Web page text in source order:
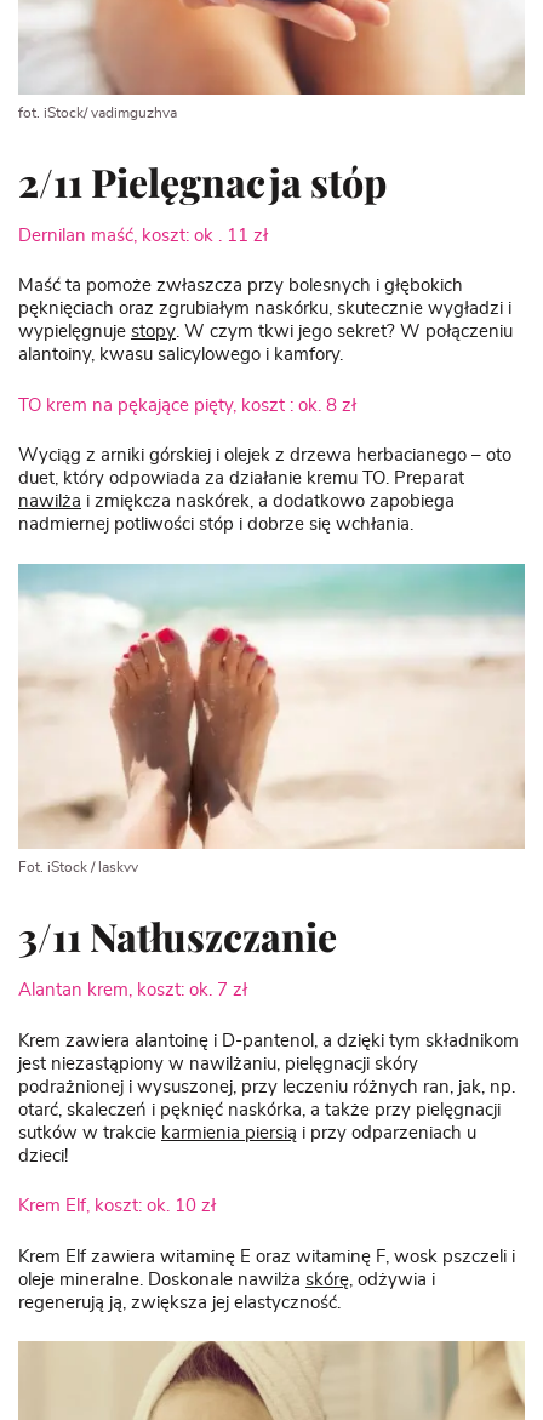
fot. iStock/ vadimguzhva
Fot. iStock / laskvv
2/11 Pielęgnacja stóp
Dernilan maść, koszt: ok . 11 zł
Maść ta pomoże zwłaszcza przy bolesnych i głębokich
pęknięciach oraz zgrubiałym naskórku, skutecznie wygładzi i
wypielęgnuje stopy. W czym tkwi jego sekret? W połączeniu
alantoiny, kwasu salicylowego i kamfory.
TO krem na pękające pięty, koszt : ok. 8 zł
Wyciąg z arniki górskiej i olejek z drzewa herbacianego – oto
duet, który odpowiada za działanie kremu TO. Preparat
nawilża i zmiękcza naskórek, a dodatkowo zapobiega
nadmiernej potliwości stóp i dobrze się wchłania.
3/11 Natłuszczanie
Alantan krem, koszt: ok. 7 zł
Krem zawiera alantoinę i D-pantenol, a dzięki tym składnikom
jest niezastąpiony w nawilżaniu, pielęgnacji skóry
podrażnionej i wysuszonej, przy leczeniu różnych ran, jak, np.
otarć, skaleczeń i pęknięć naskórka, a także przy pielęgnacji
sutków w trakcie karmienia piersią i przy odparzeniach u
dzieci!
Krem Elf, koszt: ok. 10 zł
Krem Elf zawiera witaminę E oraz witaminę F, wosk pszczeli i
oleje mineralne. Doskonale nawilża skórę, odżywia i
regenerują ją, zwiększa jej elastyczność.